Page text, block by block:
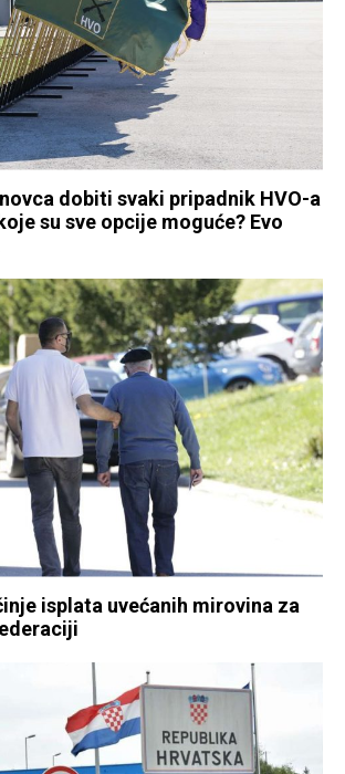
dobiti svaki pripadnik HVO-a
su sve opcije moguće? Evo
isplata uvećanih mirovina za